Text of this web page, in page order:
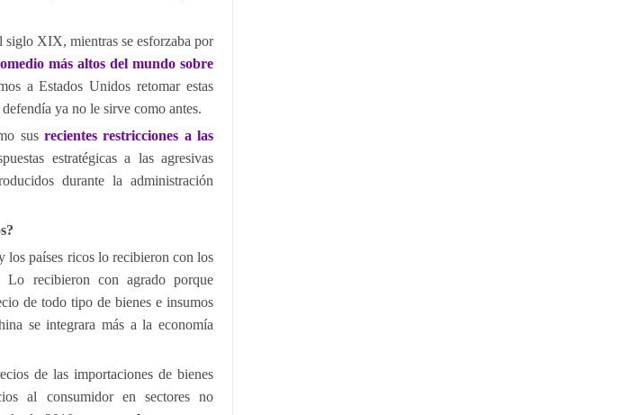
XIX, mientras se esforzaba por
más altos del mundo sobre
a Estados Unidos retomar estas
ya no le sirve como antes.
sus recientes restricciones a las
estratégicas a las agresivas
durante la administración
los países ricos lo recibieron con los
Lo recibieron con agrado porque
de todo tipo de bienes e insumos
se integrara más a la economía
de las importaciones de bienes
al consumidor en sectores no